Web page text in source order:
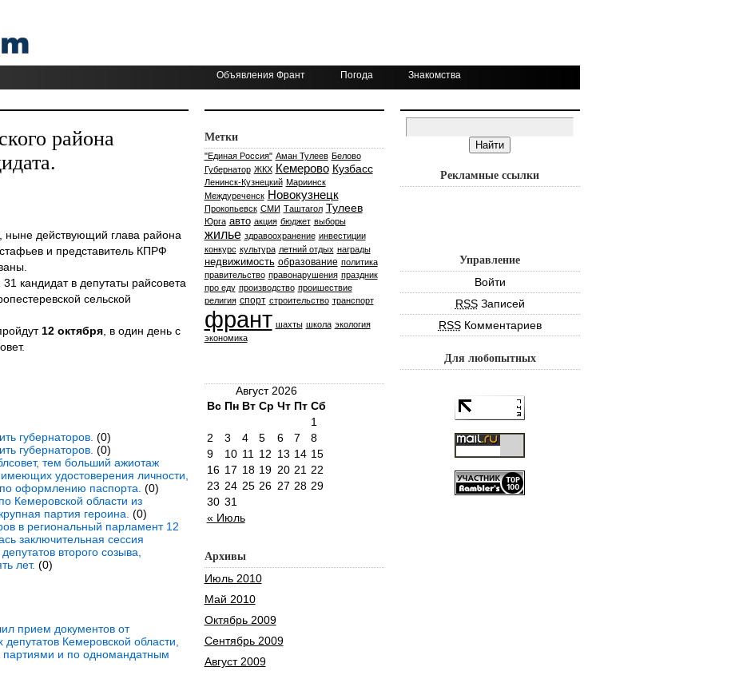
Объявления Франт Погода Знакомства
района
ныне действующий глава района
и представитель КПРФ
кандидат в депутаты райсовета
сельской
12 октября, в один день с
губернаторов. (0)
губернаторов. (0)
тем больший ажиотаж
имеющих удостоверения личности,
оформлению паспорта. (0)
Кемеровской области из
партия героина. (0)
в региональный парламент 12
заключительная сессия
второго созыва,
лет. (0)
прием документов от
Кемеровской области,
партиями и по одномандатным
Метки
"Единая Россия" Аман Тулеев Белово
Губернатор ЖКХ Кемерово Кузбасс
Ленинск-Кузнецкий Мариинск
Междуреченск Новокузнецк
Прокопьевск СМИ Таштагол Тулеев
Юрга авто акция бюджет выборы
жилье здравоохранение инвестиции
конкурс культура летний отдых награды
недвижимость образование политика
правительство правонарушения праздник
про еду производство проишествие
религия спорт строительство транспорт
франт шахты школа экология
экономика
Август 2026
Вс Пн Вт Ср Чт Пт Сб
« Июль
1
2
3 4 5 6 7
8
9
10 11 12 13 14 15
16 17 18 19 20 21 22
23 24 25 26 27 28 29
30 31
Архивы
Июль 2010
Май 2010
Октябрь 2009
Сентябрь 2009
Август 2009
Рекламные ссылки
Управление
Войти
RSSЗаписей
RSSКомментариев
Для любопытных